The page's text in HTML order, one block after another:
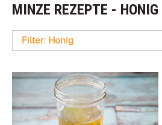
MINZE REZEPTE - HONIG
Filter: Honig